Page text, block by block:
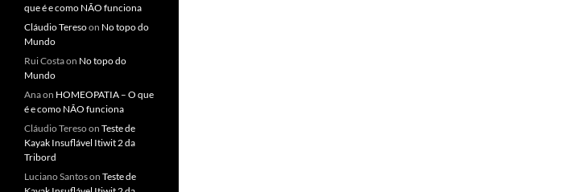
que é e como NÃO funciona
Cláudio Teresoon No topo do
Mundo
Rui Costaon No topo do
Mundo
Anaon HOMEOPATIA – O que
é e como NÃO funciona
Cláudio Teresoon Teste de
Kayak Insuflável Itiwit 2 da
Tribord
Luciano Santoson Teste de